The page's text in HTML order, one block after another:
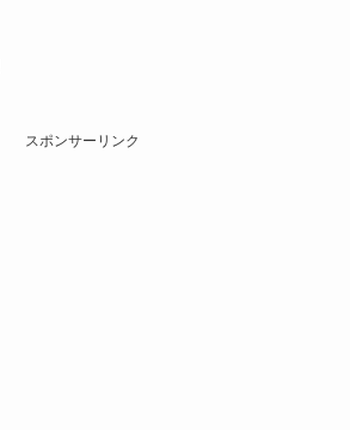
スポンサーリンク